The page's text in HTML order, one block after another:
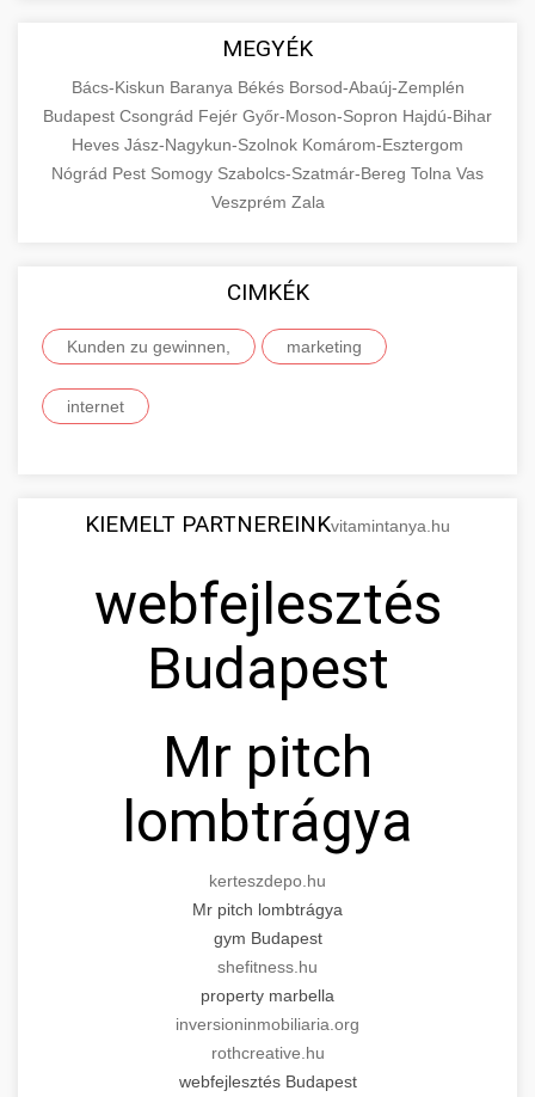
MEGYÉK
Bács-Kiskun Baranya Békés Borsod-Abaúj-Zemplén
Budapest Csongrád Fejér Győr-Moson-Sopron Hajdú-Bihar
Heves Jász-Nagykun-Szolnok Komárom-Esztergom
Nógrád Pest Somogy Szabolcs-Szatmár-Bereg Tolna Vas
Veszprém Zala
CIMKÉK
Kunden zu gewinnen, marketing
internet
KIEMELT PARTNEREINKvitamintanya.hu
webfejlesztés
Budapest
Mr pitch
lombtrágya
kerteszdepo.hu
Mr pitch lombtrágya
gym Budapest
shefitness.hu
property marbella
inversioninmobiliaria.org
rothcreative.hu
webfejlesztés Budapest